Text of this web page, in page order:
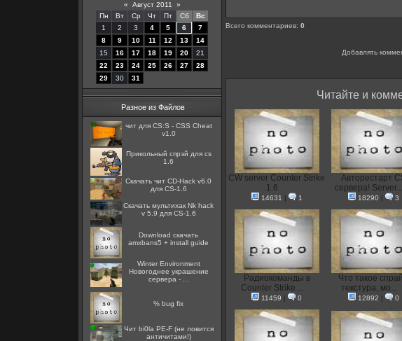
« Август 2011
»
Пн
Вт Ср Чт Пт Сб
Вс
1
2 3 4 5 6
7
8
9 10 11 12 13
14
15
16 17 18 19 20
21
22
23 24 25 26 27
28
29
30 31
Разное из Файлов
чит для CS:S - CSS Cheat
v1.0
Прикольный спрэй для cs
1.6
Скачать чит CD-Hack v6.0
для CS-1.6
Скачать мультихак Nk hack
v 5.9 для CS-1.6
Download скачать
amxbans5 + install guide
Winter Environment
Новогоднее украшение
сервера - ...
% bug fix
Чит bi0la PE-F (не ловится
античитами!)
Всего комментариев: 0
Добавлять
Читайте и
CW server Counter Strike
1.6
14631 | 1
Авторестарт
сервера! Server...
18290 | 3
Радиокоманды в
Counter Strike ...
11459 | 0
Что такое
текстура, мо...
12892 | 0